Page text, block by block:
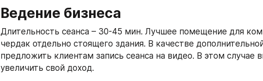
Ведение бизнеса
Длительность сеанса – 30-45 мин. Лучшее помещение для
чердак отдельно стоящего здания. В качестве
предложить клиентам запись сеанса на видео. В этом случае
увеличить свой доход.